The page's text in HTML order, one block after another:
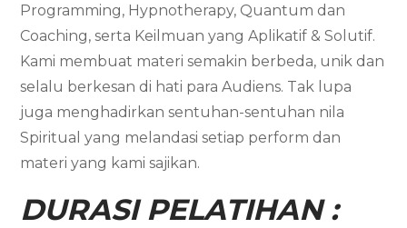
Programming, Hypnotherapy, Quantum dan
Coaching, serta Keilmuan yang Aplikatif & Solutif.
Kami membuat materi semakin berbeda, unik dan
selalu berkesan di hati para Audiens. Tak lupa
juga menghadirkan sentuhan-sentuhan nila
Spiritual yang melandasi setiap perform dan
materi yang kami sajikan.
DURASI PELATIHAN :